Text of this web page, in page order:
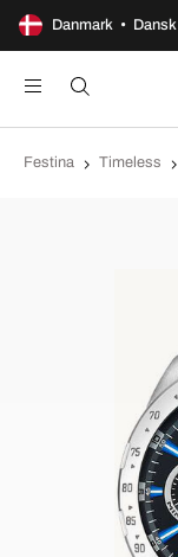
Danmark • Dansk
dages åbent køb
Festina Timeless